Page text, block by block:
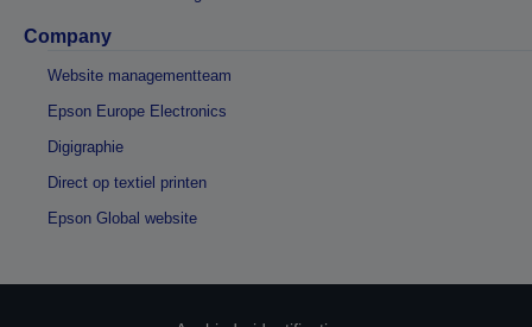
Company
Website managementteam
Epson Europe Electronics
Digigraphie
Direct op textiel printen
Epson Global website